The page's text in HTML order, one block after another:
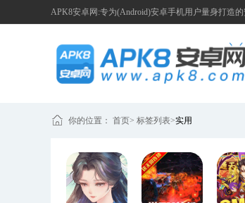
APK8安卓网:专为(Android)安卓手机用户量身打造
你的位置： 首页> 标签列表>实用